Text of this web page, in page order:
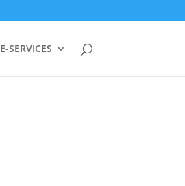
E-SERVICES